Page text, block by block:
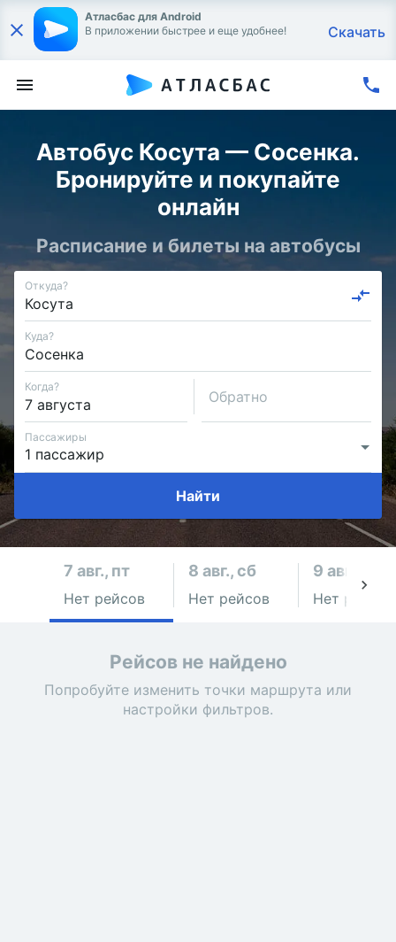
Атласбас для Android
В приложении быстрее и еще удобнее!
Скачать
Автобус Косута — Сосенка.
Бронируйте и покупайте
онлайн
Расписание и билеты на автобусы
Откуда?
Куда?
Когда?
Обратно
Пассажиры
Найти
7 авг., пт
Нет рейсов
8 авг., сб
Нет рейсов
9 авг., вс
Нет рейсов
Рейсов не найдено
Попробуйте изменить точки маршрута или
настройки фильтров.